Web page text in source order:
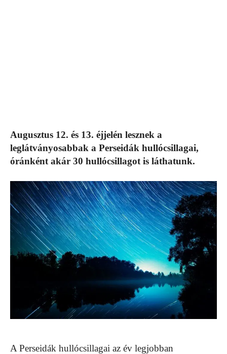
Augusztus 12. és 13. éjjelén lesznek a
leglátványosabbak a Perseidák hullócsillagai,
óránként akár 30 hullócsillagot is láthatunk.
A Perseidák hullócsillagai az év legjobban